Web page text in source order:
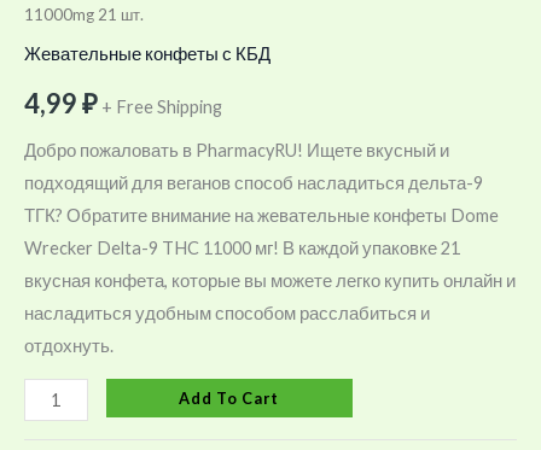
11000mg 21 шт.
Жевательные конфеты с КБД
4,99₽ + Free Shipping
Добро пожаловать в PharmacyRU! Ищете вкусный и
подходящий для веганов способ насладиться дельта-9
ТГК? Обратите внимание на жевательные конфеты Dome
Wrecker Delta-9 THC 11000 мг! В каждой упаковке 21
вкусная конфета, которые вы можете легко купить онлайн и
насладиться удобным способом расслабиться и
отдохнуть.
Delta-
9
Vegan
Gummies
11000mg
21
шт.
quantity
Add To Cart